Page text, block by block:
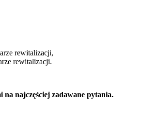
rewitalizacji,
rewitalizacji.
na najczęściej zadawane pytania.